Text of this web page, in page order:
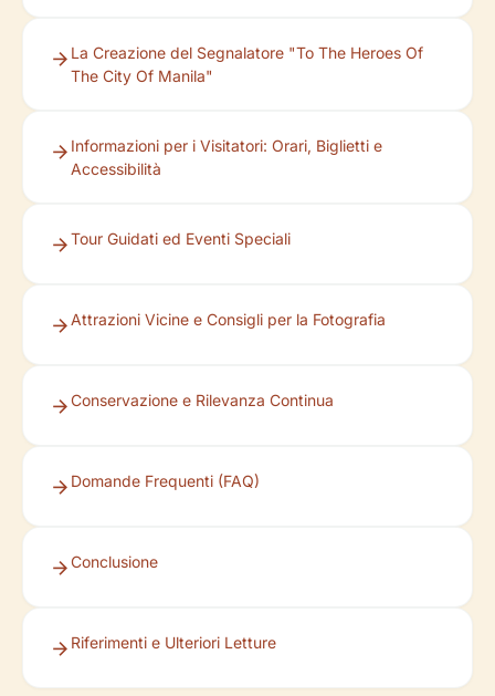
La Creazione del Segnalatore "To The Heroes Of
The City Of Manila"
Informazioni per i Visitatori: Orari, Biglietti e
Accessibilità
Tour Guidati ed Eventi Speciali
Attrazioni Vicine e Consigli per la Fotografia
Conservazione e Rilevanza Continua
Domande Frequenti (FAQ)
Conclusione
Riferimenti e Ulteriori Letture